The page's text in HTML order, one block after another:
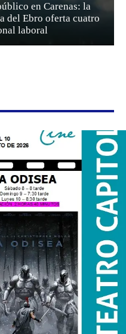
en Carenas: la
del Ebro oferta cuatro
laboral